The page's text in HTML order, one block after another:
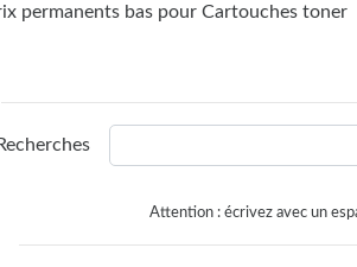
permanents bas pour Cartouches toner
Recherches
Attention : écrivez avec un